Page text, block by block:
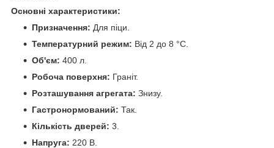
Основні характеристики:
Призначення: Для піци.
Температурний режим: Від 2 до 8 °C.
Об'єм: 400 л.
Робоча поверхня: Граніт.
Розташування агрегата: Знизу.
Гастронормований: Так.
Кількість дверей: 3.
Напруга: 220 В.